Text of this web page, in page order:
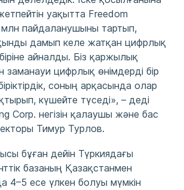
уақытта Freedom
млн пайдаланушыны тартып,
дамып келе жатқан цифрлық
айналды. Біз қаржылық
заманауи цифрлық өнімдерді бір
соның арқасында олар
күшейте түседі», – деді
Corp. негізін қалаушы және бас
Тимур Турлов.
бұған дейін Түркиядағы
базаның Қазақстанмен
4–5 есе үлкен болуы мүмкін